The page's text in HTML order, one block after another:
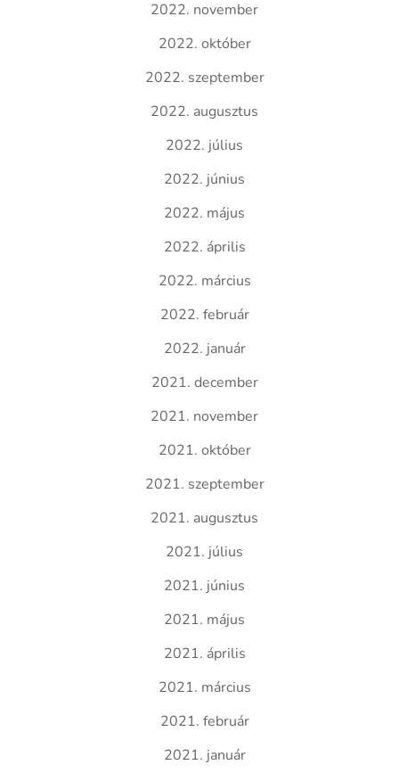
2022. november
2022. október
2022. szeptember
2022. augusztus
2022. július
2022. június
2022. május
2022. április
2022. március
2022. február
2022. január
2021. december
2021. november
2021. október
2021. szeptember
2021. augusztus
2021. július
2021. június
2021. május
2021. április
2021. március
2021. február
2021. január